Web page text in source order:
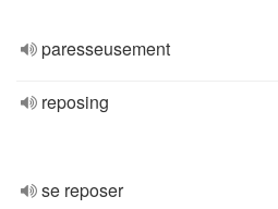
paresseusement
reposing
se reposer